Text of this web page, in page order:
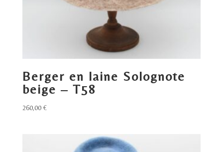
Berger en laine Solognote
beige – T58
260,00 €